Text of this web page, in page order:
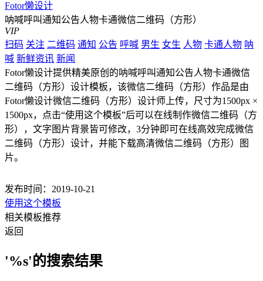
Fotor懒设计
呐喊呼叫通知公告人物卡通微信二维码（方形）
VIP
扫码 关注 二维码 通知 公告 呼喊 男生 女生 人物 卡通人物 呐
喊 新鲜资讯 新闻
Fotor懒设计提供精美原创的呐喊呼叫通知公告人物卡通微信
二维码（方形）设计模板，该微信二维码（方形）作品是由
Fotor懒设计微信二维码（方形）设计师上传，尺寸为1500px ×
1500px，点击“使用这个模板”后可以在线制作微信二维码（方
形），文字图片背景皆可修改，3分钟即可在线高效完成微信
二维码（方形）设计，并能下载高清微信二维码（方形）图
片。
发布时间：2019-10-21
使用这个模板
相关模板推荐
返回
'%s'的搜索结果